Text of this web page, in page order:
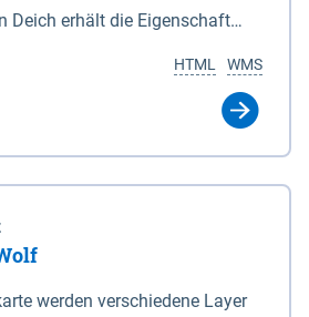
Deich erhält die Eigenschaft
Verordnung ausspricht. Für
in Tidegewässern, die dem
vor erhöhten Tiden, vor allem
WMS
HTML
werden verschiedene Layer